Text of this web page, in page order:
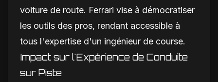
voiture de route. Ferrari vise à démocratiser
les outils des pros, rendant accessible à
tous l'expertise d'un ingénieur de course.
Impact sur l'Expérience de Conduite
sur Piste